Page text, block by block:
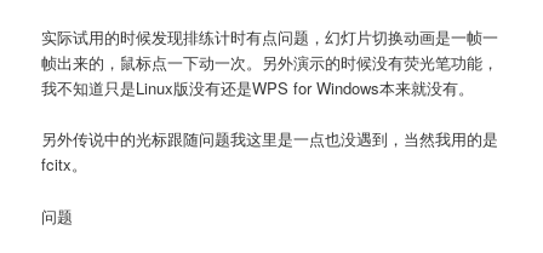
实际试用的时候发现排练计时有点问题，幻灯片切换动画是一帧一
帧出来的，鼠标点一下动一次。另外演示的时候没有荧光笔功能，
我不知道只是Linux版没有还是WPS for Windows本来就没有。
另外传说中的光标跟随问题我这里是一点也没遇到，当然我用的是
fcitx。
问题